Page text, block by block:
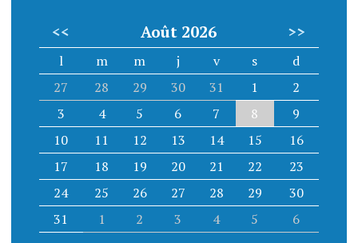
<< Août 2026 >>
l m m j v s
d
27
28 29 30 31 1
2
3
4 5 6 7 8
9
10
11 12 13 14 15
16
17
18 19 20 21 22
23
24
25 26 27 28 29
30
31
1 2 3 4 5 6